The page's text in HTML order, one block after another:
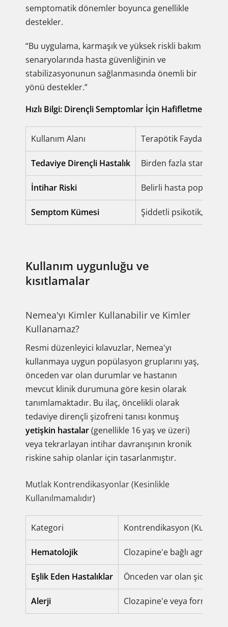
semptomatik dönemler boyunca genellikle
destekler.
“Bu uygulama, karmaşık ve yüksek riskli bakım
senaryolarında hasta güvenliğinin ve
stabilizasyonunun sağlanmasında önemli bir
yönü destekler.”
Hızlı Bilgi: Dirençli Semptomlar İçin Hafifletme
Kullanım Alanı Terapötik Fayda
Tedaviye Dirençli Hastalık Birden fazla standart
İntihar Riski Belirli hasta
Semptom Kümesi Şiddetli psikotik,
Kullanım uygunluğu ve
kısıtlamalar
Nemea'yı Kimler Kullanabilir ve Kimler
Kullanamaz?
Resmi düzenleyici kılavuzlar, Nemea'yı
kullanmaya uygun popülasyon gruplarını yaş,
önceden var olan durumlar ve hastanın
mevcut klinik durumuna göre kesin olarak
tanımlamaktadır. Bu ilaç, öncelikli olarak
tedaviye dirençli şizofreni tanısı konmuş
yetişkin hastalar(genellikle 16 yaş ve üzeri)
veya tekrarlayan intihar davranışının kronik
riskine sahip olanlar için tasarlanmıştır.
Mutlak Kontrendikasyonlar (Kesinlikle
Kullanılmamalıdır)
Kategori Kontrendikasyon
Hematolojik Clozapine'e bağlı
Eşlik Eden Hastalıklar Önceden var olan şiddetli
Alerji Clozapine'e veya